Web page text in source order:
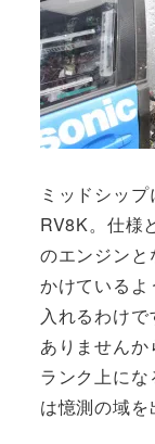
ミッドシッ
RV8K。仕様
のエンジン
かけている
入れるわけ
ありません
ランク上に
は憶測の域を